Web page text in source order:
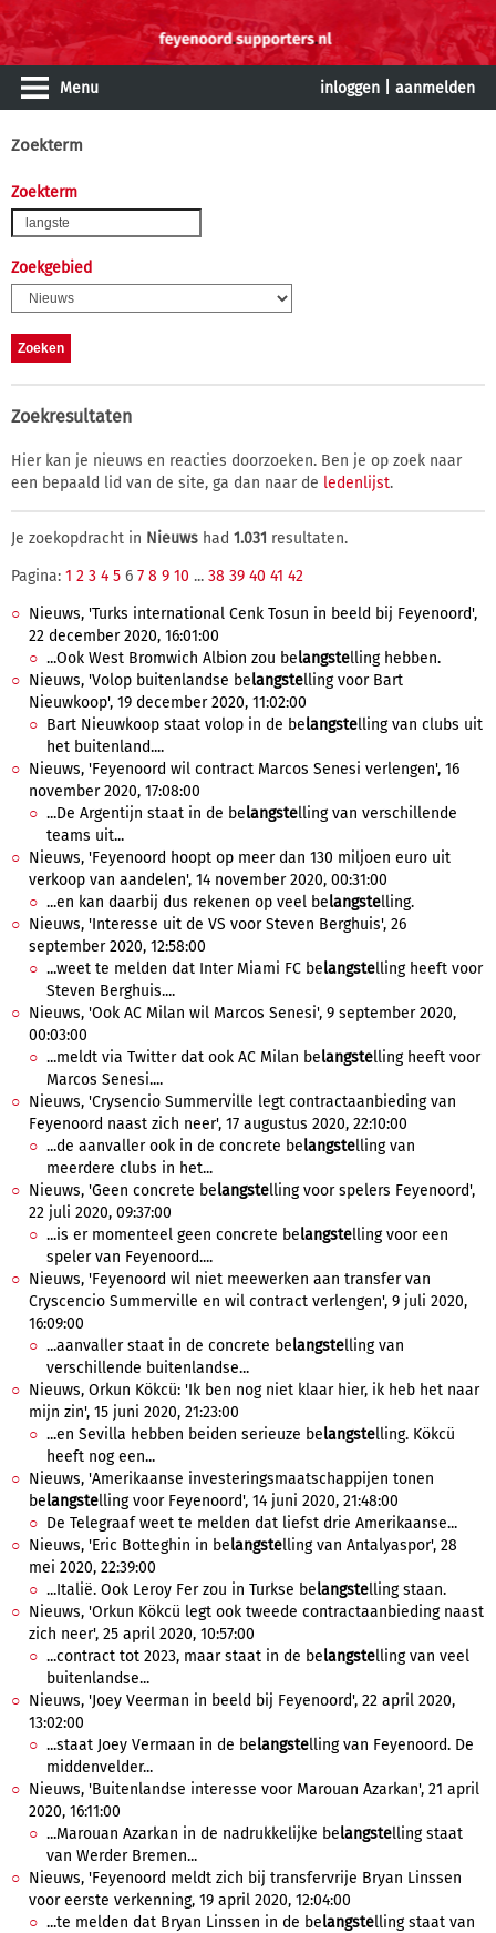
Menu inloggen aanmelden
Zoekterm
Zoekterm
Zoekgebied
Zoekresultaten
Hier kan je nieuws en reacties doorzoeken. Ben je op zoek naar
een bepaald lid van de site, ga dan naar de ledenlijst.
Je zoekopdracht in Nieuws had 1.031 resultaten.
Pagina: 1 2 3 4 5 6 7 8 9 10 ... 38 39 40 41 42
Nieuws, 'Turks international Cenk Tosun in beeld bij Feyenoord',
22 december 2020, 16:01:00
...Ook West Bromwich Albion zou belangstelling hebben.
Nieuws, 'Volop buitenlandse belangstelling voor Bart
Nieuwkoop', 19 december 2020, 11:02:00
Bart Nieuwkoop staat volop in de belangstelling van clubs uit
het buitenland....
Nieuws, 'Feyenoord wil contract Marcos Senesi verlengen', 16
november 2020, 17:08:00
...De Argentijn staat in de belangstelling van verschillende
teams uit...
Nieuws, 'Feyenoord hoopt op meer dan 130 miljoen euro uit
verkoop van aandelen', 14 november 2020, 00:31:00
...en kan daarbij dus rekenen op veel belangstelling.
Nieuws, 'Interesse uit de VS voor Steven Berghuis', 26
september 2020, 12:58:00
...weet te melden dat Inter Miami FC belangstelling heeft voor
Steven Berghuis....
Nieuws, 'Ook AC Milan wil Marcos Senesi', 9 september 2020,
00:03:00
...meldt via Twitter dat ook AC Milan belangstelling heeft voor
Marcos Senesi....
Nieuws, 'Crysencio Summerville legt contractaanbieding van
Feyenoord naast zich neer', 17 augustus 2020, 22:10:00
...de aanvaller ook in de concrete belangstelling van
meerdere clubs in het...
Nieuws, 'Geen concrete belangstelling voor spelers Feyenoord',
22 juli 2020, 09:37:00
...is er momenteel geen concrete belangstelling voor een
speler van Feyenoord....
Nieuws, 'Feyenoord wil niet meewerken aan transfer van
Cryscencio Summerville en wil contract verlengen', 9 juli 2020,
16:09:00
...aanvaller staat in de concrete belangstelling van
verschillende buitenlandse...
Nieuws, Orkun Kökcü: 'Ik ben nog niet klaar hier, ik heb het naar
mijn zin', 15 juni 2020, 21:23:00
...en Sevilla hebben beiden serieuze belangstelling. Kökcü
heeft nog een...
Nieuws, 'Amerikaanse investeringsmaatschappijen tonen
belangstelling voor Feyenoord', 14 juni 2020, 21:48:00
De Telegraaf weet te melden dat liefst drie Amerikaanse...
Nieuws, 'Eric Botteghin in belangstelling van Antalyaspor', 28
mei 2020, 22:39:00
...Italië. Ook Leroy Fer zou in Turkse belangstelling staan.
Nieuws, 'Orkun Kökcü legt ook tweede contractaanbieding naast
zich neer', 25 april 2020, 10:57:00
...contract tot 2023, maar staat in de belangstelling van veel
buitenlandse...
Nieuws, 'Joey Veerman in beeld bij Feyenoord', 22 april 2020,
13:02:00
...staat Joey Vermaan in de belangstelling van Feyenoord. De
middenvelder...
Nieuws, 'Buitenlandse interesse voor Marouan Azarkan', 21 april
2020, 16:11:00
...Marouan Azarkan in de nadrukkelijke belangstelling staat
van Werder Bremen...
Nieuws, 'Feyenoord meldt zich bij transfervrije Bryan Linssen
voor eerste verkenning, 19 april 2020, 12:04:00
...te melden dat Bryan Linssen in de belangstelling staat van